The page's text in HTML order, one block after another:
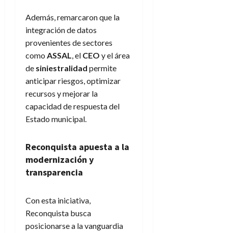
Además, remarcaron que la
integración de datos
provenientes de sectores
como ASSAL, el CEO y el área
de siniestralidad permite
anticipar riesgos, optimizar
recursos y mejorar la
capacidad de respuesta del
Estado municipal.
Reconquista apuesta a la
modernización y
transparencia
Con esta iniciativa,
Reconquista busca
posicionarse a la vanguardia